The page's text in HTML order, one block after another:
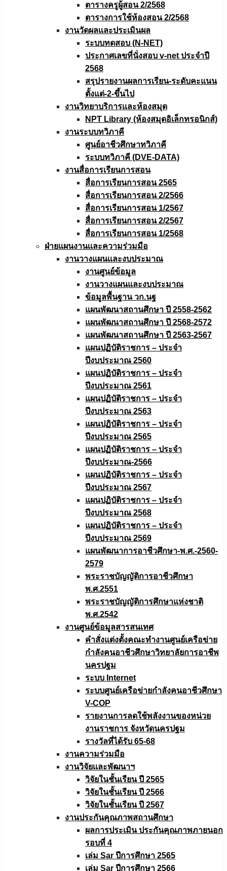
ตารางครูผู้สอน 2/2568
ตารางการใช้ห้องสอน 2/2568
งานวัดผลเเละประเมินผล
ระบบทดสอบ (N-NET)
ประกาศเลขที่นั่งสอบ v-net ประจำปี
2568
สรุปรายงานผลการเรียน-ระดับคะแนน
ตั้งแต่-2-ขึ้นไป
งานวิทยาบริการเเละห้องสมุด
NPT Library (ห้องสมุดอิเล็กทรอนิกส์)
งานระบบทวิภาคี
ศูนย์อาชีวศึกษาทวิภาคี
ระบบทวิภาคี (DVE-DATA)
งานสื่อการเรียนการสอน
สื่อการเรียนการสอน 2565
สื่อการเรียนการสอน 2/2566
สื่อการเรียนการสอน 1/2567
สื่อการเรียนการสอน 2/2567
สื่อการเรียนการสอน 1/2568
ฝ่ายแผนงานเเละความร่วมมือ
งานวางแผนเเละงบประมาณ
งานศูนย์ข้อมูล
งานวางแผนและงบประมาณ
ข้อมูลพื้นฐาน วก.นฐ
แผนพัฒนาสถานศึกษา ปี 2558-2562
แผนพัฒนาสถานศึกษา ปี 2568-2572
แผนพัฒนาสถานศึกษา ปี 2563-2567
แผนปฏิบัติราชการ – ประจำ
ปีงบประมาณ 2560
แผนปฏิบัติราชการ – ประจำ
ปีงบประมาณ 2561
แผนปฏิบัติราชการ – ประจำ
ปีงบประมาณ 2563
แผนปฏิบัติราชการ – ประจำ
ปีงบประมาณ 2565
แผนปฏิบัติราชการ – ประจำ
ปีงบประมาณ-2566
แผนปฏิบัติราชการ – ประจำ
ปีงบประมาณ 2567
แผนปฏิบัติราชการ – ประจำ
ปีงบประมาณ 2568
แผนปฏิบัติราชการ – ประจำ
ปีงบประมาณ 2569
แผนพัฒนาการอาชีวศึกษา-พ.ศ.-2560-
2579
พระราชบัญญัติการอาชีวศึกษา
พ.ศ.2551
พระราชบัญญัติการศึกษาแห่งชาติ
พ.ศ.2542
งานศูนย์ข้อมูลสารสนเทศ
คำสั่งแต่งตั้งคณะทำงานศูนย์เครือข่าย
กำลังคนอาชีวศึกษาวิทยาลัยการอาชีพ
นครปฐม
ระบบ Internet
ระบบศูนย์เครือข่ายกำลังคนอาชีวศึกษา
V-COP
รายงานการลดใช้พลังงานของหน่วย
งานราชการ จังหวัดนครปฐม
รางวัลที่ได้รับ 65-68
งานความร่วมมือ
งานวิจัยเเละพัฒนาฯ
วิจัยในชั้นเรียน ปี 2565
วิจัยในชั้นเรียน ปี 2566
วิจัยในชั้นเรียน ปี 2567
งานประกันคุณภาพสถานศึกษา
ผลการประเมิน ประกันคุณภาพภายนอก
รอบที่ 4
เล่ม Sar ปีการศึกษา 2565
เล่ม Sar ปีการศึกษา 2566